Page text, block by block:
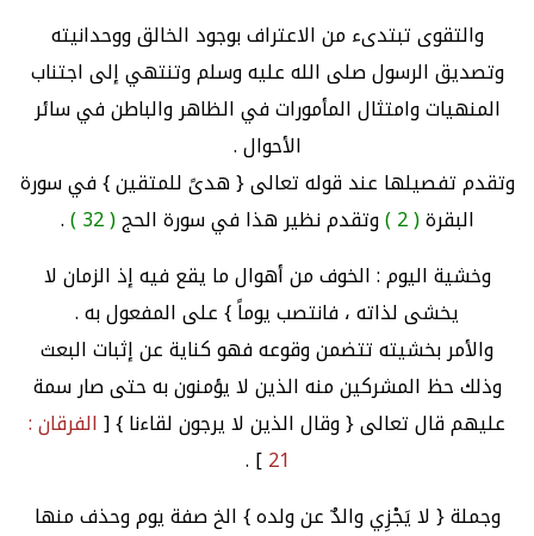
والتقوى تبتدىء من الاعتراف بوجود الخالق ووحدانيته
وتصديق الرسول صلى الله عليه وسلم وتنتهي إلى اجتناب
المنهيات وامتثال المأمورات في الظاهر والباطن في سائر
الأحوال .
وتقدم تفصيلها عند قوله تعالى { هدىً للمتقين } في سورة
البقرة( 2 ) وتقدم نظير هذا في سورة الحج( 32 )
.
وخشية اليوم : الخوف من أهوال ما يقع فيه إذ الزمان لا
يخشى لذاته ، فانتصب يوماً } على المفعول به .
والأمر بخشيته تتضمن وقوعه فهو كناية عن إثبات البعث
وذلك حظ المشركين منه الذين لا يؤمنون به حتى صار سمة
عليهم قال تعالى { وقال الذين لا يرجون لقاءنا } [الفرقان :
21
] .
وجملة { لا يَجْزِي والدٌ عن ولده } الخ صفة يوم وحذف منها